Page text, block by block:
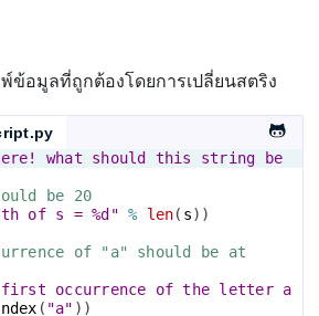
ข้อมูลที่ถูกต้องโดยการเปลี่ยนสตริง
what should this string be
be 20
of s = %d" % len( s))
of "a" should be at
first occurrence of the letter a
( "a" ))